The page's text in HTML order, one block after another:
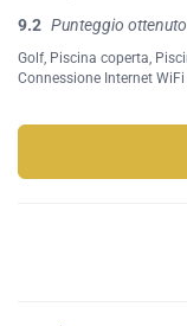
9.2 Punteggio
Golf Piscina coperta
Connessione Internet